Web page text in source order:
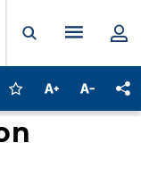
Ouvrir laMenu
Connectez-vous
Augmenter la